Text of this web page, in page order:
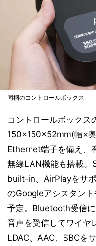
同梱のコントロールボックス
コントロールボックス
150×150×52mm(幅×
Ethernet端子を備え、
無線LAN機能も搭載
built-in、AirPlayをサ
のGoogleアシスタン
予定。Bluetooth受信
音声を受信してワイヤ
LDAC、AAC、SBCを